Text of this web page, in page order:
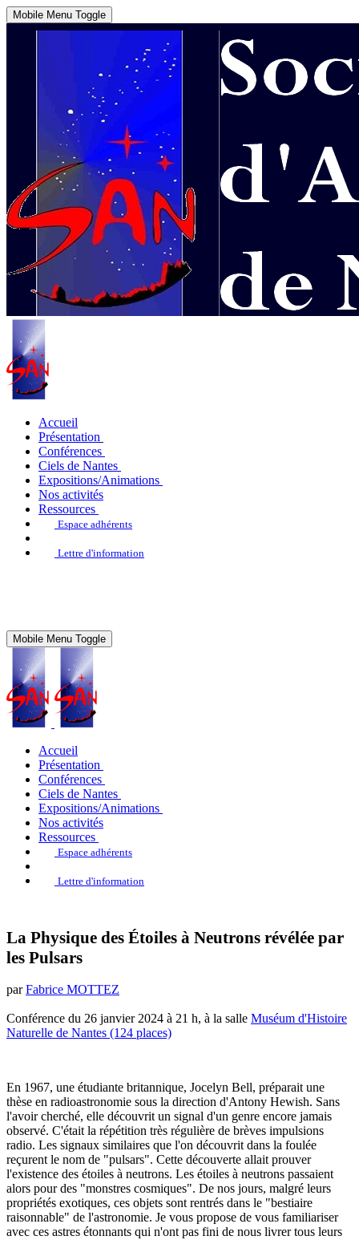
Mobile Menu Toggle
Accueil
Présentation
Conférences
Ciels de Nantes
Expositions/Animations
Nos activités
Ressources
Espace adhérents
Lettre d'information
Mobile Menu Toggle
Accueil
Présentation
Conférences
Ciels de Nantes
Expositions/Animations
Nos activités
Ressources
Espace adhérents
Lettre d'information
La Physique des Étoiles à Neutrons révélée par
les Pulsars
parFabrice MOTTEZ
Conférence du 26 janvier 2024 à 21 h, à la salle Muséum d'Histoire
Naturelle de Nantes (124 places)
En 1967, une étudiante britannique, Jocelyn Bell, préparait une
thèse en radioastronomie sous la direction d'Antony Hewish. Sans
l'avoir cherché, elle découvrit un signal d'un genre encore jamais
observé. C'était la répétition très régulière de brèves impulsions
radio. Les signaux similaires que l'on découvrit dans la foulée
reçurent le nom de "pulsars". Cette découverte allait prouver
l'existence des étoiles à neutrons. Les étoiles à neutrons passaient
alors pour des "monstres cosmiques". De nos jours, malgré leurs
propriétés exotiques, ces objets sont rentrés dans le "bestiaire
raisonnable" de l'astronomie. Je vous propose de vous familiariser
avec ces astres étonnants qui n'ont pas fini de nous livrer tous leurs